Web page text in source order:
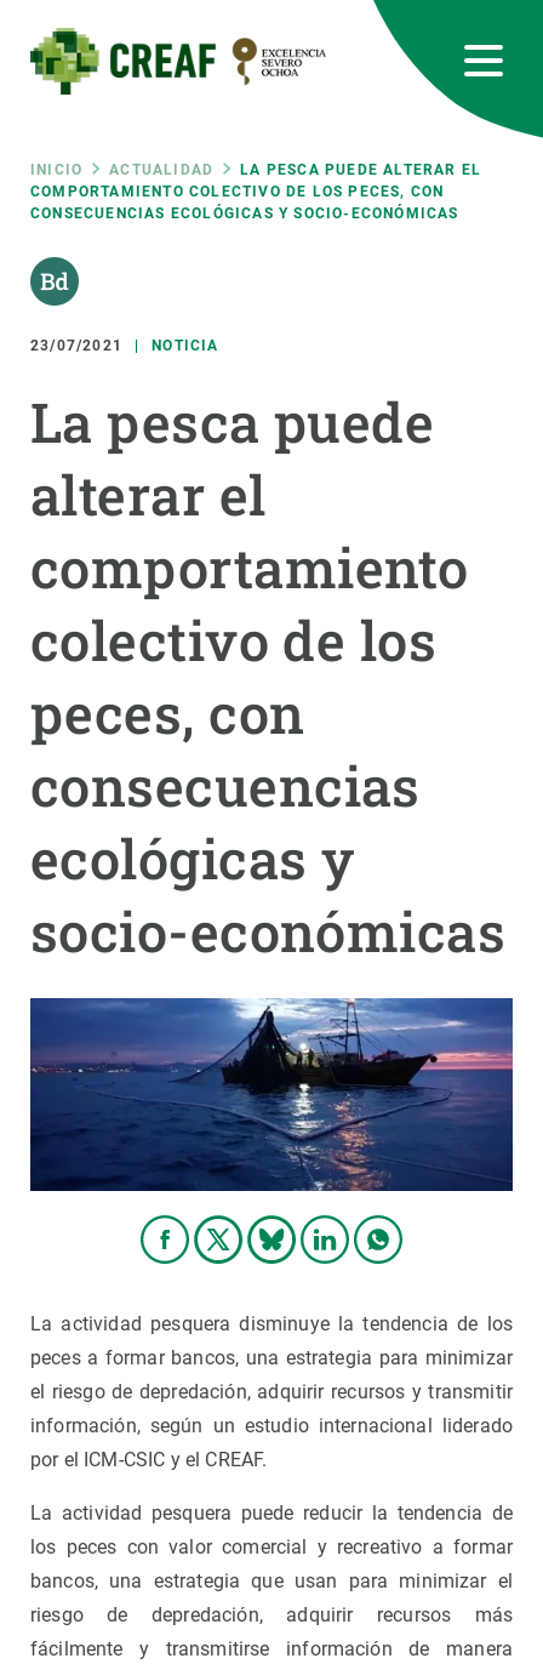
contenido
principal
Ruta
de
navegación
INICIO ACTUALIDAD
LA PESCA PUEDE ALTERAR EL
COMPORTAMIENTO COLECTIVO DE LOS PECES, CON
CONSECUENCIAS ECOLÓGICAS Y SOCIO-ECONÓMICAS
23/07/2021 NOTICIA
La pesca puede
alterar el
comportamiento
colectivo de los
peces, con
consecuencias
ecológicas y
socio-económicas
La actividad pesquera disminuye la tendencia de los
peces a formar bancos, una estrategia para minimizar
el riesgo de depredación, adquirir recursos y transmitir
información, según un estudio internacional liderado
por el ICM-CSIC y el CREAF.
La actividad pesquera puede reducir la tendencia de
los peces con valor comercial y recreativo a formar
bancos, una estrategia que usan para minimizar el
riesgo de depredación, adquirir recursos más
fácilmente y transmitirse información de manera
RRSS
Featured
responsive
Responsive
menu
INVESTIGACIÓN
CIENCIA EN ACCIÓN
NOTICIAS Y AGENDA